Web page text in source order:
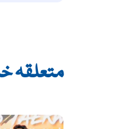
متعلقہ